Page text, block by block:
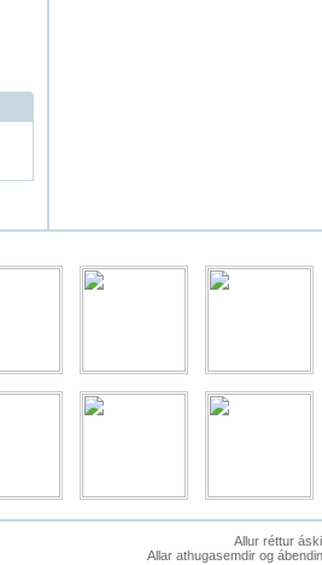
Allur réttur
Allar athugasemdir og